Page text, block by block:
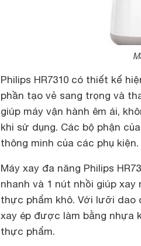
Philips HR7310 có thiết kế
phần tạo vẻ sang trọng và
giúp máy vận hành êm ái,
khi sử dụng. Các bộ phận
thông minh của các phụ kiện.
Máy xay đa năng Philips
nhanh và 1 nút nhồi giúp
thực phẩm khô. Với lưỡi dao
xay ép được làm bằng nhựa
thực phẩm.